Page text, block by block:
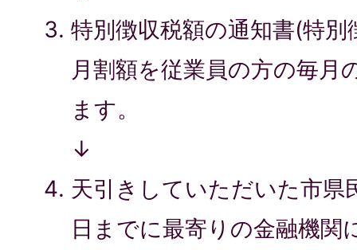
特別徴収税額の通知書(特
月割額を従業員の方の毎月
ます。
↓
天引きしていただいた市県
日までに最寄りの金融機関